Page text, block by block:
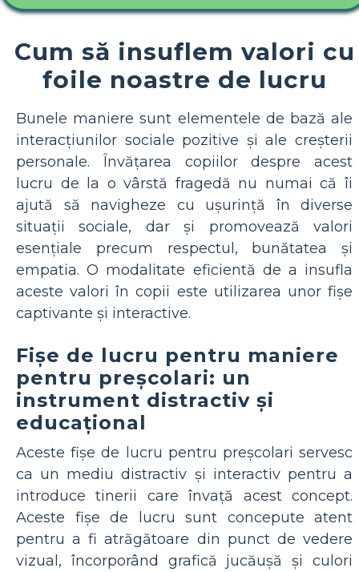
Cum să insuflem valori cu
foile noastre de lucru
Bunele maniere sunt elementele de bază ale
interacțiunilor sociale pozitive și ale creșterii
personale. Învățarea copiilor despre acest
lucru de la o vârstă fragedă nu numai că îi
ajută să navigheze cu ușurință în diverse
situații sociale, dar și promovează valori
esențiale precum respectul, bunătatea și
empatia. O modalitate eficientă de a insufla
aceste valori în copii este utilizarea unor fișe
captivante și interactive.
Fișe de lucru pentru maniere
pentru preșcolari: un
instrument distractiv și
educațional
Aceste fișe de lucru pentru preșcolari servesc
ca un mediu distractiv și interactiv pentru a
introduce tinerii care învață acest concept.
Aceste fișe de lucru sunt concepute atent
pentru a fi atrăgătoare din punct de vedere
vizual, încorporând grafică jucăușă și culori